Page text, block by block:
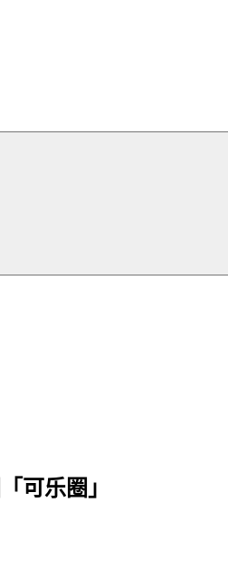
可乐圈」